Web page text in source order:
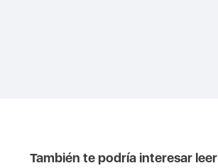
También te podría interesar leer